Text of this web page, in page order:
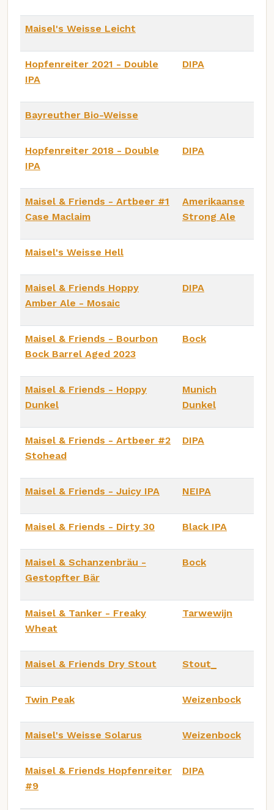
Maisel's Weisse Leicht
Hopfenreiter 2021 - Double
IPA
DIPA
Bayreuther Bio-Weisse
Hopfenreiter 2018 - Double
IPA
DIPA
Maisel & Friends - Artbeer #1
Case Maclaim
Amerikaanse
Strong Ale
Maisel's Weisse Hell
Maisel & Friends Hoppy
Amber Ale - Mosaic
DIPA
Maisel & Friends - Bourbon
Bock Barrel Aged 2023
Bock
Maisel & Friends - Hoppy
Dunkel
Munich
Dunkel
Maisel & Friends - Artbeer #2
Stohead
DIPA
Maisel & Friends - Juicy IPA NEIPA
Maisel & Friends - Dirty 30 Black IPA
Maisel & Schanzenbräu -
Gestopfter Bär
Bock
Maisel & Tanker - Freaky
Wheat
Tarwewijn
Maisel & Friends Dry Stout Stout_
Twin Peak Weizenbock
Maisel's Weisse Solarus Weizenbock
Maisel & Friends Hopfenreiter
#9
DIPA